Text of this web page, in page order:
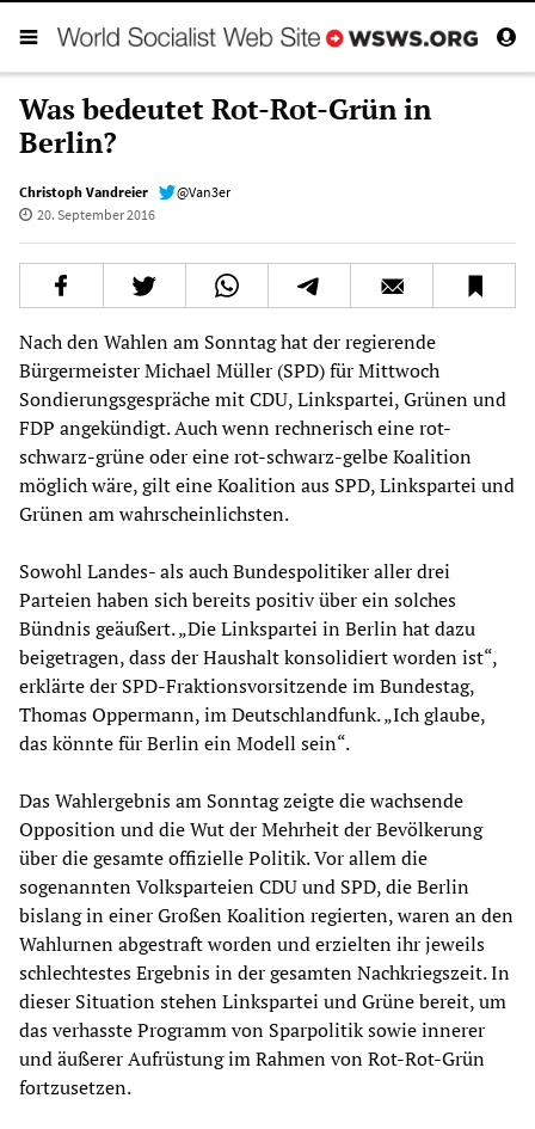
Was bedeutet Rot-Rot-Grün in
Berlin?
Christoph Vandreier
@Van3er
20. September 2016
Nach den Wahlen am Sonntag hat der regierende
Bürgermeister Michael Müller (SPD) für Mittwoch
Sondierungsgespräche mit CDU, Linkspartei, Grünen und
FDP angekündigt. Auch wenn rechnerisch eine rot-
schwarz-grüne oder eine rot-schwarz-gelbe Koalition
möglich wäre, gilt eine Koalition aus SPD, Linkspartei und
Grünen am wahrscheinlichsten.
Sowohl Landes- als auch Bundespolitiker aller drei
Parteien haben sich bereits positiv über ein solches
Bündnis geäußert. „Die Linkspartei in Berlin hat dazu
beigetragen, dass der Haushalt konsolidiert worden ist“,
erklärte der SPD-Fraktionsvorsitzende im Bundestag,
Thomas Oppermann, im Deutschlandfunk. „Ich glaube,
das könnte für Berlin ein Modell sein“.
Das Wahlergebnis am Sonntag zeigte die wachsende
Opposition und die Wut der Mehrheit der Bevölkerung
über die gesamte offizielle Politik. Vor allem die
sogenannten Volksparteien CDU und SPD, die Berlin
bislang in einer Großen Koalition regierten, waren an den
Wahlurnen abgestraft worden und erzielten ihr jeweils
schlechtestes Ergebnis in der gesamten Nachkriegszeit. In
dieser Situation stehen Linkspartei und Grüne bereit, um
das verhasste Programm von Sparpolitik sowie innerer
und äußerer Aufrüstung im Rahmen von Rot-Rot-Grün
fortzusetzen.